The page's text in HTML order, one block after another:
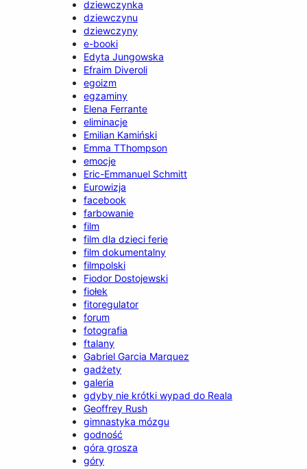
dziewczynka
dziewczynu
dziewczyny
e-booki
Edyta Jungowska
Efraim Diveroli
egoizm
egzaminy
Elena Ferrante
eliminacje
Emilian Kamiński
Emma TThompson
emocje
Eric-Emmanuel Schmitt
Eurowizja
facebook
farbowanie
film
film dla dzieci ferie
film dokumentalny
filmpolski
Fiodor Dostojewski
fiołek
fitoregulator
forum
fotografia
ftalany
Gabriel Garcia Marquez
gadżety
galeria
gdyby nie krótki wypad do Reala
Geoffrey Rush
gimnastyka mózgu
godność
góra grosza
góry